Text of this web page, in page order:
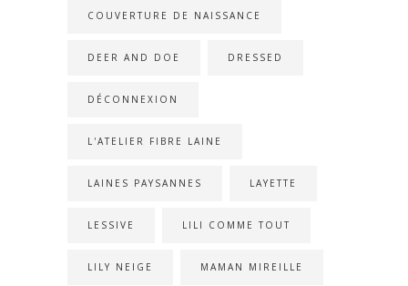
COUVERTURE DE NAISSANCE
DEER AND DOE DRESSED
DÉCONNEXION
L'ATELIER FIBRE LAINE
LAINES PAYSANNES LAYETTE
LESSIVE LILI COMME TOUT
LILY NEIGE MAMAN MIREILLE